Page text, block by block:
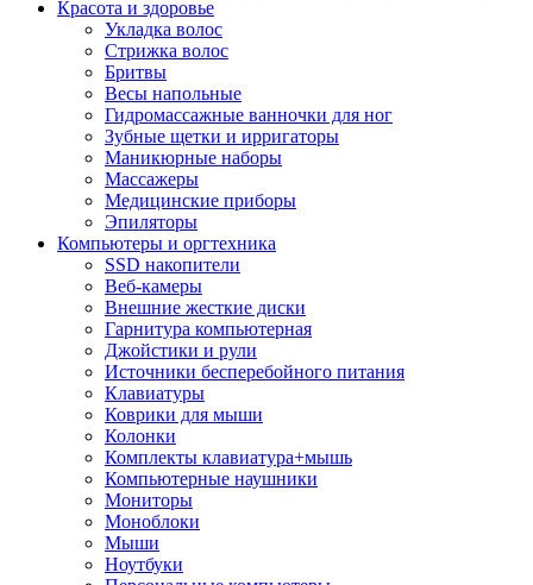
Красота и здоровье
Укладка волос
Стрижка волос
Бритвы
Весы напольные
Гидромассажные ванночки для ног
Зубные щетки и ирригаторы
Маникюрные наборы
Массажеры
Медицинские приборы
Эпиляторы
Компьютеры и оргтехника
SSD накопители
Веб-камеры
Внешние жесткие диски
Гарнитура компьютерная
Джойстики и рули
Источники бесперебойного питания
Клавиатуры
Коврики для мыши
Колонки
Комплекты клавиатура+мышь
Компьютерные наушники
Мониторы
Моноблоки
Мыши
Ноутбуки